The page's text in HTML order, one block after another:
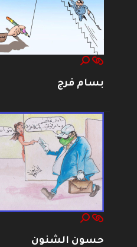
بسام فرج
حسون الشنون